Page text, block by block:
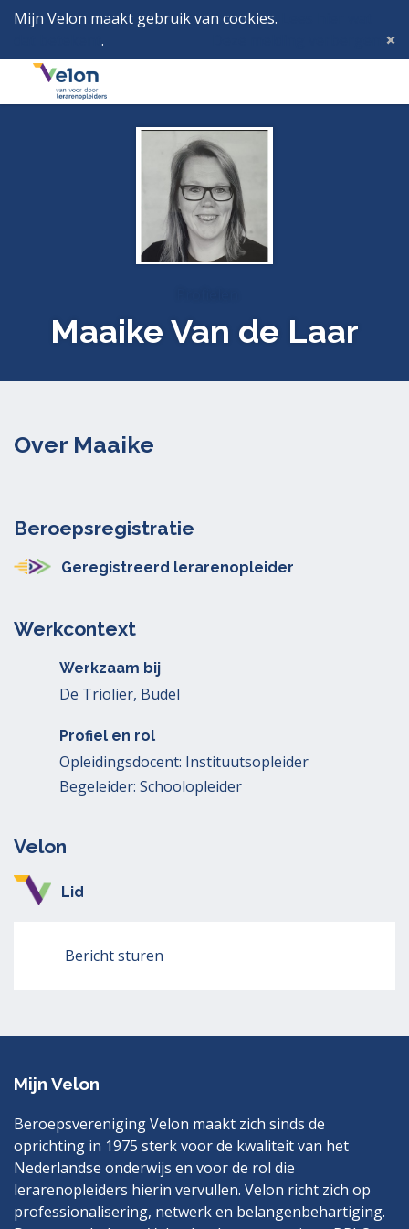
Mijn Velon maakt gebruik van cookies.
.
Menu
Maaike Van de Laar
Over Maaike
Beroepsregistratie
Geregistreerd lerarenopleider
Werkcontext
Werkzaam bij
De Triolier, Budel
Profiel en rol
Opleidingsdocent: Instituutsopleider
Begeleider: Schoolopleider
Velon
Lid
Bericht sturen
Mijn Velon
Beroepsvereniging Velon maakt zich sinds de
oprichting in 1975 sterk voor de kwaliteit van het
Nederlandse onderwijs en voor de rol die
lerarenopleiders hierin vervullen. Velon richt zich op
professionalisering, netwerk en belangenbehartiging.